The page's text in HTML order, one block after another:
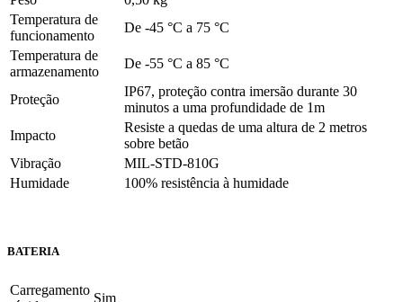
Temperatura de
funcionamento
De -45 °C a 75 °C
Temperatura de
armazenamento
De -55 °C a 85 °C
Proteção
IP67, proteção contra imersão durante 30
minutos a uma profundidade de 1m
Impacto
Resiste a quedas de uma altura de 2 metros
sobre betão
Vibração
MIL-STD-810G
Humidade
100% resistência à humidade
BATERIA
Carregamento
Sim